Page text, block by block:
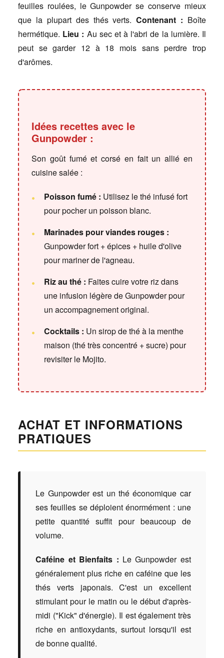
feuilles roulées, le Gunpowder se conserve mieux
que la plupart des thés verts.Contenant : Boîte
hermétique. Lieu : Au sec et à l'abri de la lumière. Il
peut se garder 12 à 18 mois sans perdre trop
d'arômes.
Idées recettes avec le
Gunpowder :
Son goût fumé et corsé en fait un allié en
cuisine salée :
Poisson fumé : Utilisez le thé infusé fort
pour pocher un poisson blanc.
Marinades pour viandes rouges :
Gunpowder fort + épices + huile d'olive
pour mariner de l'agneau.
Riz au thé : Faites cuire votre riz dans
une infusion légère de Gunpowder pour
un accompagnement original.
Cocktails : Un sirop de thé à la menthe
maison (thé très concentré + sucre) pour
revisiter le Mojito.
ACHAT ET INFORMATIONS
PRATIQUES
Le Gunpowder est un thé économique car
ses feuilles se déploient énormément : une
petite quantité suffit pour beaucoup de
volume.
Caféine et Bienfaits : Le Gunpowder est
généralement plus riche en caféine que les
thés verts japonais. C'est un excellent
stimulant pour le matin ou le début d'après-
midi ("Kick" d'énergie). Il est également très
riche en antioxydants, surtout lorsqu'il est
de bonne qualité.